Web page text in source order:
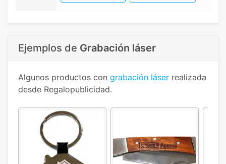
Ejemplos de Grabación láser
Algunos productos con grabación láser realizada
desde Regalopublicidad.